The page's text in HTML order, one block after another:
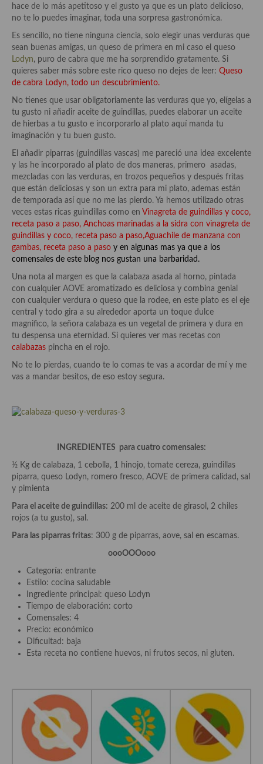
Origen y evolución de la comida
Protocolo y buenas maneras.
Ocio – restaurantes, bares, tabernas
Viajes eno-gastro-turísticos
En El Candelero
Las opiniones de la «Cocinera»
Prensa
Recetas
Acompañamientos
Airfryer recetas
Aderezos, salsas, vinagretas, especias, hierbas aromáticas o
aditivos
Especias, mezclas de especias
Hierbas aromáticas
Aceites
Mojos y pastas
Sales y polvos
Aperitivos
Bebidas
Bocadillos, hamburguesas, sándwich, emparedados, tostas y
demás
Entrantes
Gazpachos, salmorejos, sopas y cremas frías
Quínoa
Pasta
Legumbres y cereales
Cuscús
Huevos
hace de lo más apetitoso y el gusto ya que es un plato delicioso,
no te lo puedes imaginar, toda una sorpresa gastronómica.
Es sencillo, no tiene ninguna ciencia, solo elegir unas verduras que
sean buenas amigas, un queso de primera en mi caso el queso
Lodyn, puro de cabra que me ha sorprendido gratamente. Si
quieres saber más sobre este rico queso no dejes de leer: Queso
de cabra Lodyn, todo un descubrimiento.
No tienes que usar obligatoriamente las verduras que yo, elígelas a
tu gusto ni añadir aceite de guindillas, puedes elaborar un aceite
de hierbas a tu gusto e incorporarlo al plato aquí manda tu
imaginación y tu buen gusto.
El añadir piparras (guindillas vascas) me pareció una idea excelente
y las he incorporado al plato de dos maneras, primero asadas,
mezcladas con las verduras, en trozos pequeños y después fritas
que están deliciosas y son un extra para mi plato, ademas están
de temporada así que no me las pierdo. Ya hemos utilizado otras
veces estas ricas guindillas como en Vinagreta de guindillas y coco,
receta paso a paso, Anchoas marinadas a la sidra con vinagreta de
guindillas y coco, receta paso a paso,Aguachile de manzana con
gambas, receta paso a paso y en algunas mas ya que a los
comensales de este blog nos gustan una barbaridad.
Una nota al margen es que la calabaza asada al horno, pintada
con cualquier AOVE aromatizado es deliciosa y combina genial
con cualquier verdura o queso que la rodee, en este plato es el eje
central y todo gira a su alrededor aporta un toque dulce
magnifico, la señora calabaza es un vegetal de primera y dura en
tu despensa una eternidad. Si quieres ver mas recetas con
calabazas pincha en el rojo.
No te lo pierdas, cuando te lo comas te vas a acordar de mí y me
vas a mandar besitos, de eso estoy segura.
INGREDIENTES para cuatro comensales:
½ Kg de calabaza, 1 cebolla, 1 hinojo, tomate cereza, guindillas
piparra, queso Lodyn, romero fresco, AOVE de primera calidad, sal
y pimienta
Para el aceite de guindillas: 200 ml de aceite de girasol, 2 chiles
rojos (a tu gusto), sal.
Para las piparras fritas: 300 g de piparras, aove, sal en escamas.
oooOOOooo
Categoría: entrante
Estilo: cocina saludable
Ingrediente principal: queso Lodyn
Tiempo de elaboración: corto
Comensales: 4
Precio: económico
Dificultad: baja
Esta receta no contiene huevos, ni frutos secos, ni gluten.